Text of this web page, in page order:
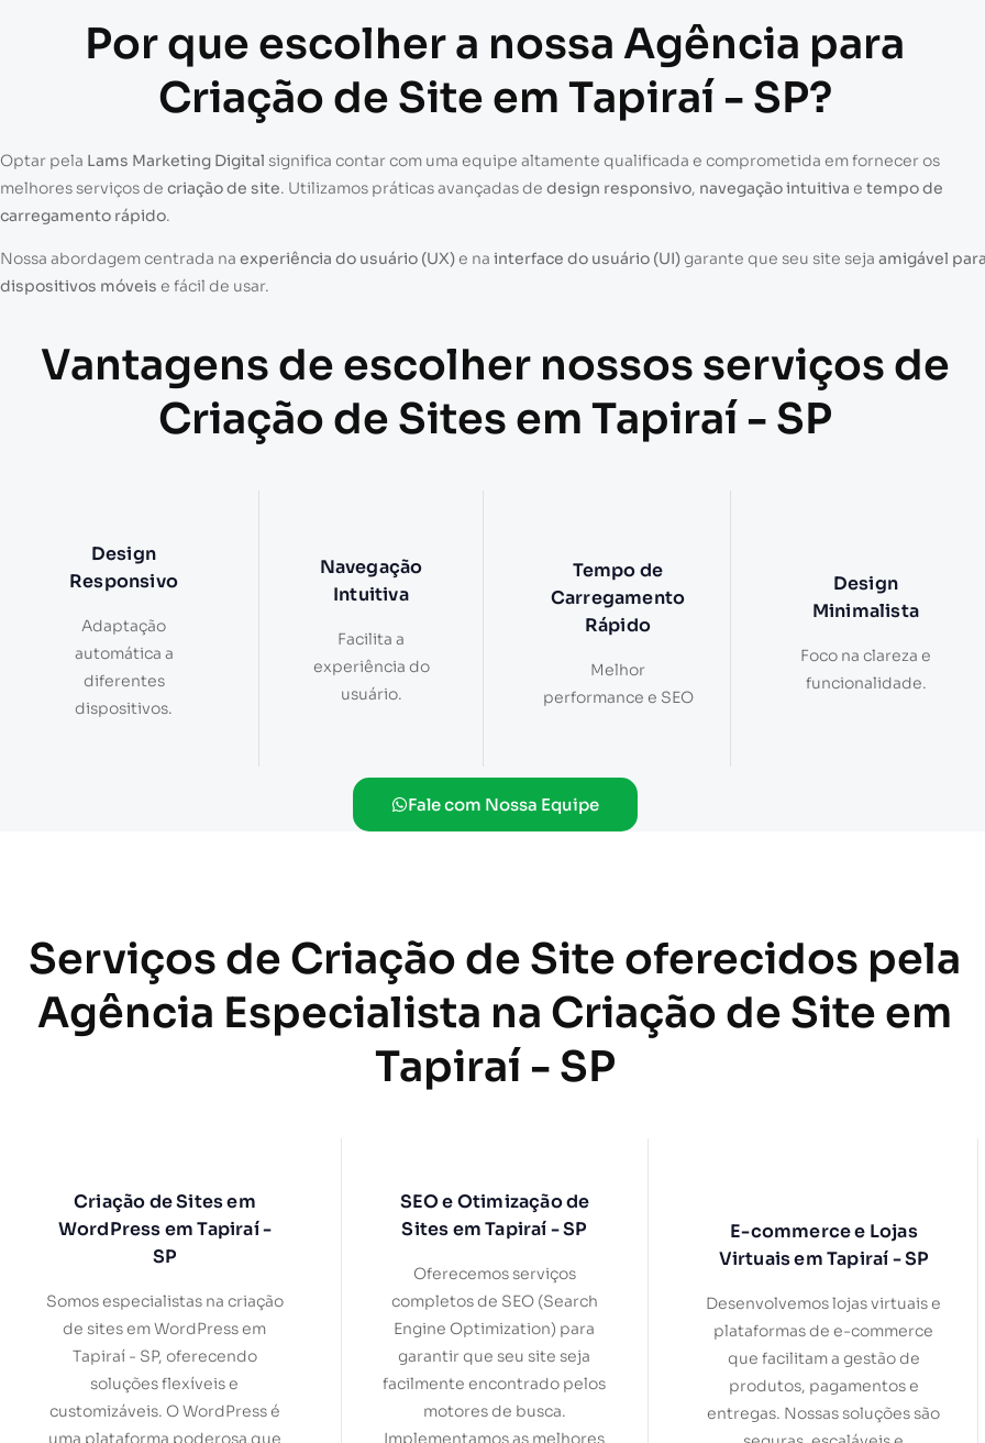
Por que escolher a nossa Agência para
Criação de Site em Tapiraí - SP?
Optar pela Lams Marketing Digital significa contar com uma equipe altamente qualificada e comprometida em fornecer os
melhores serviços de criação de site. Utilizamos práticas avançadas de design responsivo, navegação intuitiva e tempo de
carregamento rápido.
Nossa abordagem centrada na experiência do usuário (UX)e na interface do usuário (UI)garante que seu site seja amigável
dispositivos móveis e fácil de usar.
Vantagens de escolher nossos serviços de
Criação de Sites em Tapiraí - SP
Design
Responsivo
Adaptação
automática a
diferentes
dispositivos.
Navegação
Intuitiva
Facilita a
experiência do
usuário.
Tempo de
Carregamento
Rápido
Melhor
performance e SEO
Design
Minimalista
Foco na clareza e
funcionalidade.
Fale com Nossa Equipe
Serviços de Criação de Site oferecidos pela
Agência Especialista na Criação de Site em
Tapiraí - SP
Criação de Sites em
WordPress em Tapiraí -
SP
Somos especialistas na criação
de sites em WordPress em
Tapiraí - SP, oferecendo
soluções flexíveis e
customizáveis. O WordPress é
uma plataforma poderosa que
SEO e Otimização de
Sites em Tapiraí - SP
Oferecemos serviços
completos de SEO (Search
Engine Optimization) para
garantir que seu site seja
facilmente encontrado pelos
motores de busca.
Implementamos as melhores
E-commerce e Lojas
Virtuais em Tapiraí - SP
Desenvolvemos lojas virtuais e
plataformas de e-commerce
que facilitam a gestão de
produtos, pagamentos e
entregas. Nossas soluções são